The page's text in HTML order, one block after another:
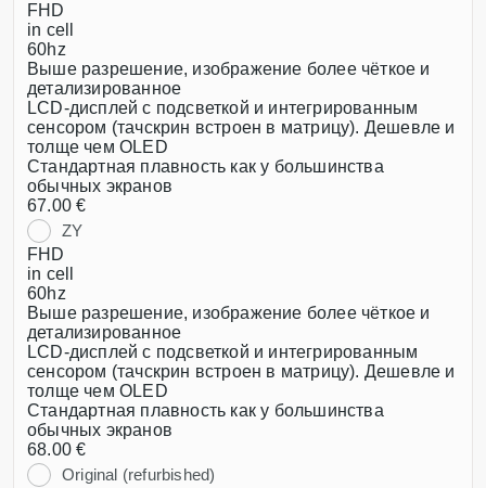
FHD
in cell
60hz
Выше разрешение, изображение более чёткое и
детализированное
LCD-дисплей с подсветкой и интегрированным
сенсором (тачскрин встроен в матрицу). Дешевле и
толще чем OLED
Стандартная плавность как у большинства
обычных экранов
67.00 €
ZY
FHD
in cell
60hz
Выше разрешение, изображение более чёткое и
детализированное
LCD-дисплей с подсветкой и интегрированным
сенсором (тачскрин встроен в матрицу). Дешевле и
толще чем OLED
Стандартная плавность как у большинства
обычных экранов
68.00 €
Original (refurbished)